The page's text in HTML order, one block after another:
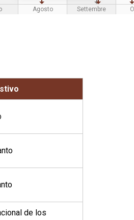
Agosto Settembre
de los